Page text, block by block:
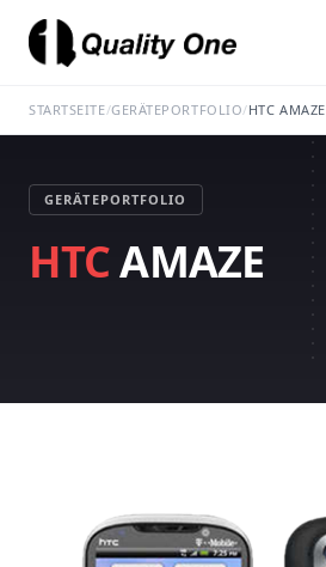
STARTSEITE/GERÄTEPORTFOLIO/HTC AMAZE
GERÄTEPORTFOLIO
HTCAMAZE